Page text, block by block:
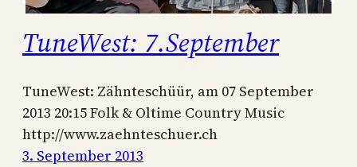
TuneWest: 7.September
TuneWest: Zähnteschüür, am 07 September
2013 20:15 Folk & Oltime Country Music
http://www.zaehnteschuer.ch
3. September 2013